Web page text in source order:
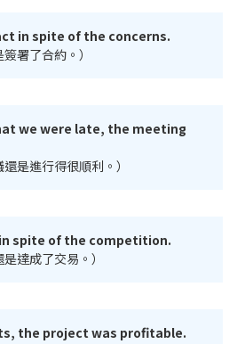
in spite of the concerns.
署了合約。）
we were late, the meeting
是進行得很順利。）
spite of the competition.
達成了交易。）
the project was profitable.